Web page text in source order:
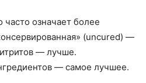
часто означает более
(uncured) —
— лучше.
— самое лучшее.